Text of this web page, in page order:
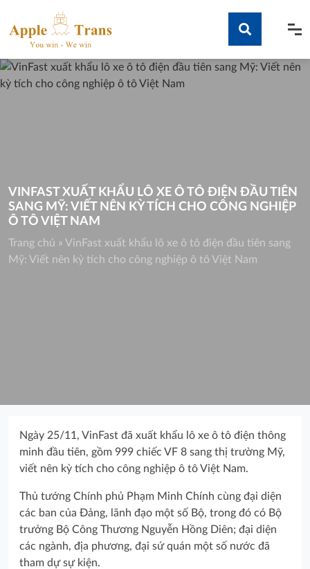
content
Tìm kiếm
VINFAST XUẤT KHẨU LÔ XE Ô TÔ ĐIỆN ĐẦU TIÊN
SANG MỸ: VIẾT NÊN KỲ TÍCH CHO CÔNG NGHIỆP
Ô TÔ VIỆT NAM
Trang chủ » VinFast xuất khẩu lô xe ô tô điện đầu tiên sang
Mỹ: Viết nên kỳ tích cho công nghiệp ô tô Việt Nam
Ngày 25/11, VinFast đã xuất khẩu lô xe ô tô điện thông
minh đầu tiên, gồm 999 chiếc VF 8 sang thị trường Mỹ,
viết nên kỳ tích cho công nghiệp ô tô Việt Nam.
Thủ tướng Chính phủ Phạm Minh Chính cùng đại diện
các ban của Đảng, lãnh đạo một số Bộ, trong đó có Bộ
trưởng Bộ Công Thương Nguyễn Hồng Diên; đại diện
các ngành, địa phương, đại sứ quán một số nước đã
tham dự sự kiện.